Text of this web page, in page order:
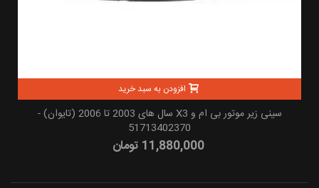
افزودن به سبد خرید
سینی زیر موتور بی ام و X3 سال های 2003 تا 2006 (تایوان) -
51713402370
11,880,000 تومان